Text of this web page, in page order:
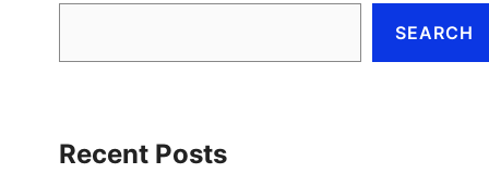
SEARCH
Recent Posts